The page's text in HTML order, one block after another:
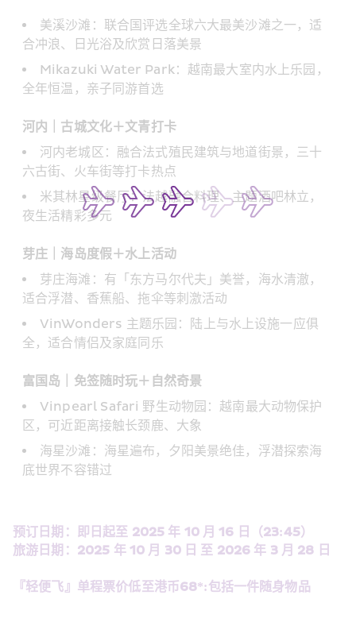
美溪沙滩：联合国评选全球六大最美沙滩之一，适
合冲浪、日光浴及欣赏日落美景
Mikazuki Water Park：越南最大室内水上乐园，
全年恒温，亲子同游首选
河内｜古城文化＋文青打卡
河内老城区：融合法式殖民建筑与地道街景，三十
六古街、火车街等打卡热点
米其林星级餐厅：法越融合料理、主题酒吧林立，
夜生活精彩多元
芽庄｜海岛度假＋水上活动
芽庄海滩：有「东方马尔代夫」美誉，海水清澈，
适合浮潜、香蕉船、拖伞等刺激活动
VinWonders 主题乐园：陆上与水上设施一应俱
全，适合情侣及家庭同乐
富国岛｜免签随时玩＋自然奇景
Vinpearl Safari 野生动物园：越南最大动物保护
区，可近距离接触长颈鹿、大象
海星沙滩：海星遍布，夕阳美景绝佳，浮潜探索海
底世界不容错过
预订日期：即日起至 2025 年 10 月 16 日（23:45）
旅游日期：2025 年 10 月 30 日 至 2026 年 3 月 28 日
『轻便飞』单程票价低至港币68*:包括一件随身物品